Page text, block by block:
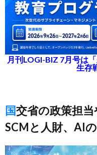
月刊LOGI-BIZ 7月号は
生存
国交省の政策担当や大手企業の有識者が
SCMと人財、AI